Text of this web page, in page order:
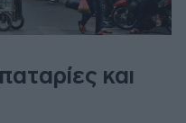
και